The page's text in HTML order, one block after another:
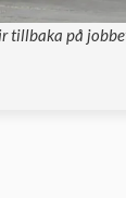
tillbaka på